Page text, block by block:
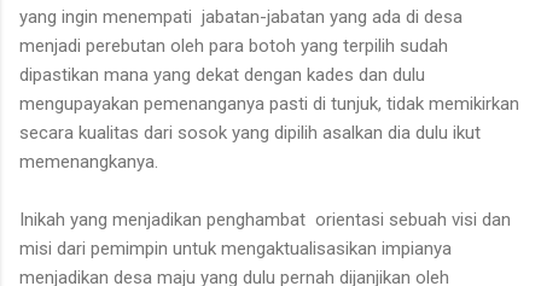
yang ingin menempati jabatan-jabatan yang ada di desa
menjadi perebutan oleh para botoh yang terpilih sudah
dipastikan mana yang dekat dengan kades dan dulu
mengupayakan pemenanganya pasti di tunjuk, tidak memikirkan
secara kualitas dari sosok yang dipilih asalkan dia dulu ikut
memenangkanya.
Inikah yang menjadikan penghambat orientasi sebuah visi dan
misi dari pemimpin untuk mengaktualisasikan impianya
menjadikan desa maju yang dulu pernah dijanjikan oleh